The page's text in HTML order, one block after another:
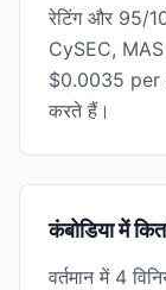
रेटिंग और 95/
CySEC, MAS
$0.0035 per
करते हैं।
कंबोडिया में
वर्तमान में 4